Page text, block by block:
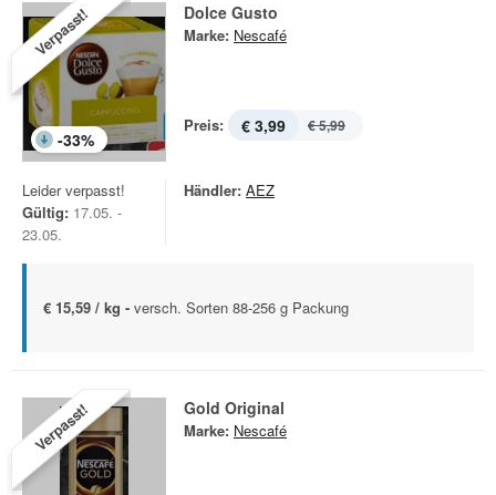
Verpasst!
-33%
Dolce Gusto
Marke: Nescafé
Preis: € 3,99 € 5,99
Leider verpasst!
Gültig: 17.05. -
23.05.
Händler: AEZ
€ 15,59 / kg - versch. Sorten 88-256 g Packung
Verpasst! Gold Original
Marke: Nescafé